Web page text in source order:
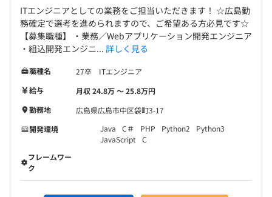
ITエンジニアとしての業務をご担当いただきます！ ☆広島勤
務確定で選考を進められますので、ご希望ある方必見です☆
【募集職種】 ・業務／Webアプリケーション開発エンジニア
・組込開発エンジニ... 詳しく見る
職種名
27卒 ITエンジニア
給与
月収 24.8万 〜 25.8万円
勤務地
広島県広島市中区袋町3-17
開発環境
Java C＃ PHP Python2
Python3
JavaScript
C
フレームワー
ク